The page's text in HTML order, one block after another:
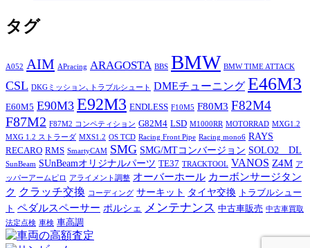
タグ
A052 AIM APracing ARAGOSTA BBS BMW BMW TIME ATTACK
CSL DKGミッション､トラブルシュート DMEチューニング E46M3
E60M5 E90M3 E92M3 ENDLESS F10M5 F80M3 F82M4
F87M2 F87M2 コンペティション G82M4 LSD M1000RR MOTORRAD MXG1.2
MXG 1.2 ストラーダ MXS1.2 OS TCD Racing Front Pipe Racing mono6 RAYS
RECARO RMS SmartyCAM SMG SMG/MTコンバージョン SOLO2 DL
SunBeam SUnBeamオリジナルパーツ TE37 TRACKTOOL VANOS Z4M ア
ッパーアームピロ
アライメント調整 オーバーホール カーボンサージタン
ク クラッチ交換 コーディング サーキット タイヤ交換 トラブルシュー
ト ペダルスペーサー ポルシェ メンテナンス 中古車販売 中古車買取
法定点検 車検 車高調